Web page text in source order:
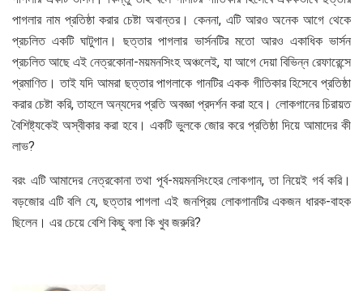
পাগলার নাম প্রতিষ্ঠা করার চেষ্টা অবান্তর। কেননা, এটি আরও অনেক আগে থেকে
প্রচলিত একটি ঘাটুগান। ছত্তার পাগলার ভার্সনটির মতো আরও একাধিক ভার্সন
প্রচলিত আছে এই নেত্রকোনা-ময়মনসিংহ অঞ্চলেই, যা আগে দেয়া বিভিন্ন রেফারেন্সে
প্রমাণিত। তাই যদি আমরা ছত্তার পাগলাকে গানটির একক গীতিকার হিসেবে প্রতিষ্ঠা
করার চেষ্টা করি, তাহলে অন্যদের প্রতি অবজ্ঞা প্রদর্শন করা হবে। লোকগানের চিরায়ত
বৈশিষ্ট্যকেই অস্বীকার করা হবে। একটি ভুলকে জোর করে প্রতিষ্ঠা দিয়ে আমাদের কী
লাভ?
বরং এটি আমাদের নেত্রকোনা তথা পূর্ব-ময়মনসিংহের লোকগান, তা নিয়েই গর্ব করি।
বড়জোর এটি বলি যে, ছত্তার পাগলা এই জনপ্রিয় লোকগানটির একজন ধারক-বাহক
ছিলেন। এর চেয়ে বেশি কিছু বলা কি খুব জরুরি?